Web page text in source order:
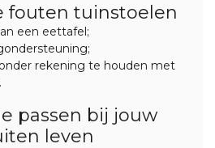
fouten tuinstoelen
een eettafel;
rekening te houden met
passen bij jouw
leven